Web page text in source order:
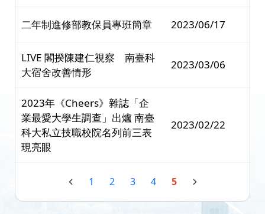
二年制進修部教保員專班簡章 2023/06/17
LIVE 閣揆陳建仁視察 南臺科
大宿舍改善情形
2023/03/06
2023年《Cheers》雜誌「企
業最愛大學生調查」出爐 南臺
科大私立技職校院名列前三表
現亮眼
2023/02/22
1 2 3 4 5